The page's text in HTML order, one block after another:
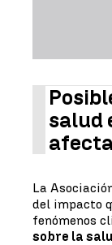
salud
La
del impacto
fenómenos
sobre la